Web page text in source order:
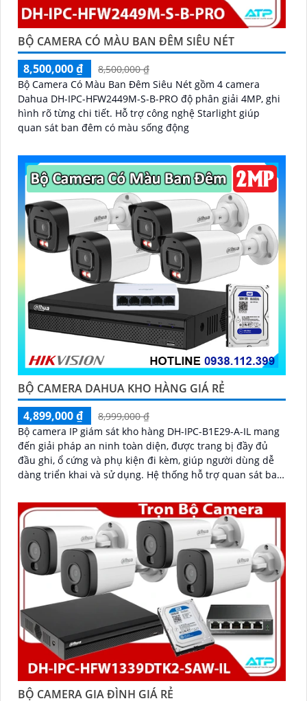
BỘ CAMERA CÓ MÀU BAN ĐÊM SIÊU NÉT
8,500,000 ₫
8,500,000 ₫
Bộ Camera Có Màu Ban Đêm Siêu Nét gồm 4 camera
Dahua DH-IPC-HFW2449M-S-B-PRO độ phân giải 4MP, ghi
hình rõ từng chi tiết. Hỗ trợ công nghệ Starlight giúp
quan sát ban đêm có màu sống động
BỘ CAMERA DAHUA KHO HÀNG GIÁ RẺ
4,899,000 ₫
8,999,000 ₫
Bộ camera IP giám sát kho hàng DH-IPC-B1E29-A-IL mang
đến giải pháp an ninh toàn diện, được trang bị đầy đủ
đầu ghi, ổ cứng và phụ kiện đi kèm, giúp người dùng dễ
dàng triển khai và sử dụng. Hệ thống hỗ trợ quan sát ban
ánh sáng trắng, cùng khả năng phát hiện chuyển động
thông minh, giúp đảm bảo an toàn tuyệt đối cho khu vực
kho hàng
BỘ CAMERA GIA ĐÌNH GIÁ RẺ